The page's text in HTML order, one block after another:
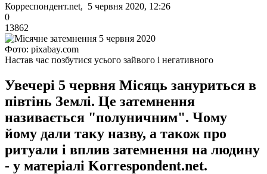
Корреспондент.net, 5 червня 2020, 12:26
0
13862
Фото: pixabay.com
Настав час позбутися усього зайвого і негативного
Увечері 5 червня Місяць зануриться в
півтінь Землі. Це затемнення
називається "полуничним". Чому
йому дали таку назву, а також про
ритуали і вплив затемнення на людину
- у матеріалі Korrespondent.net.